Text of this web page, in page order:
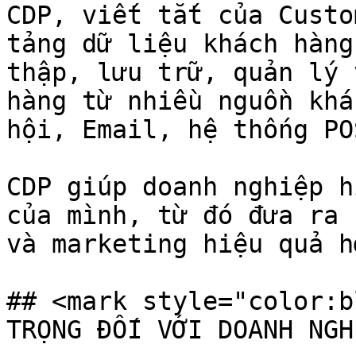
CDP, viết tắt của
tảng dữ liệu khách
thập, lưu trữ, quản lý
hàng từ nhiều nguồn
hội, Email, hệ thống
CDP giúp doanh nghiệp
của mình, từ đó đưa ra
và marketing hiệu quả
## <mark
TRỌNG ĐỐI VỚI DOANH